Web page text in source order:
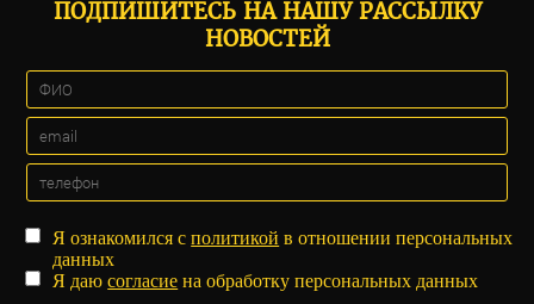
ПОДПИШИТЕСЬ НА НАШУ РАССЫЛКУ
НОВОСТЕЙ
Я ознакомился сполитикой в отношении персональных
данных
Я даюсогласие на обработку персональных данных